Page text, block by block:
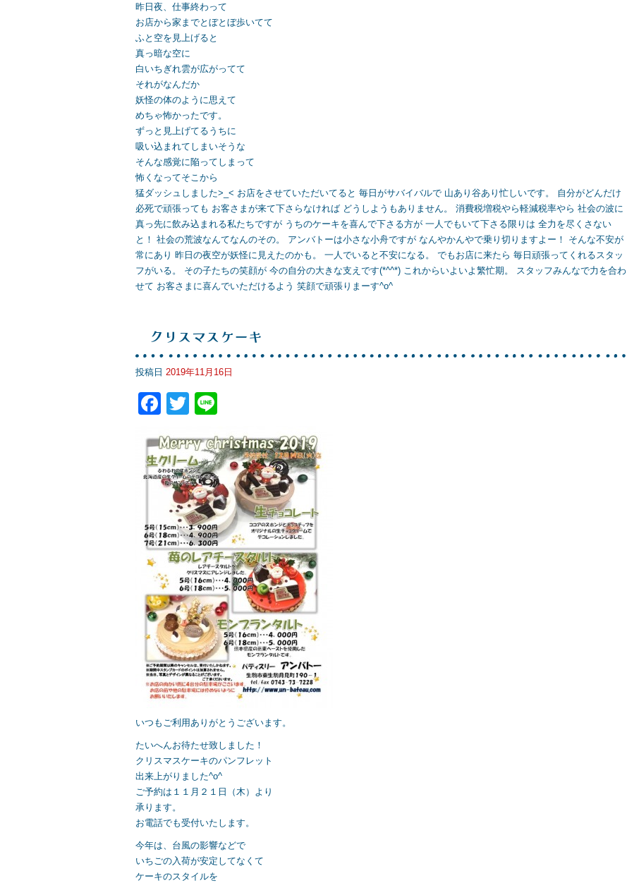
昨日夜、仕事終わって
お店から家までとぼとぼ歩いてて
ふと空を見上げると
真っ暗な空に
白いちぎれ雲が広がってて
それがなんだか
妖怪の体のように思えて
めちゃ怖かったです。
ずっと見上げてるうちに
吸い込まれてしまいそうな
そんな感覚に陥ってしまって
怖くなってそこから
猛ダッシュしました>_< お店をさせていただいてると 毎日がサバイバルで 山あり谷あり忙しいです。 自分がどんだけ
必死で頑張っても お客さまが来て下さらなければ どうしようもありません。 消費税増税やら軽減税率やら 社会の波に
真っ先に飲み込まれる私たちですが うちのケーキを喜んで下さる方が 一人でもいて下さる限りは 全力を尽くさない
と！ 社会の荒波なんてなんのその。 アンバトーは小さな小舟ですが なんやかんやで乗り切りますよー！ そんな不安が
常にあり 昨日の夜空が妖怪に見えたのかも。 一人でいると不安になる。 でもお店に来たら 毎日頑張ってくれるスタッ
フがいる。 その子たちの笑顔が 今の自分の大きな支えです(*^^*) これからいよいよ繁忙期。 スタッフみんなで力を合わ
せて お客さまに喜んでいただけるよう 笑顔で頑張りまーす^o^
クリスマスケーキ
投稿日 2019年11月16日
F
c
e
b
o
o
k
T
tt
er
e
いつもご利用ありがとうございます。
たいへんお待たせ致しました！
クリスマスケーキのパンフレット
出来上がりました^o^
ご予約は１１月２１日（木）より
承ります。
お電話でも受付いたします。
今年は、台風の影響などで
いちごの入荷が安定してなくて
ケーキのスタイルを